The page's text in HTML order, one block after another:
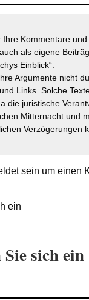
Kommentare
als eigene
Einblick“.
Argumente nicht
Links. Solche
die juristische
Mitternacht und
Verzögerungen
sein um einen
ein
sich ein